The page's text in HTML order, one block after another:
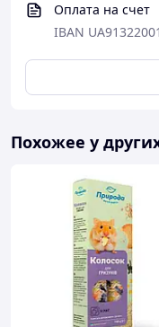
Оплата на счет
IBAN
Похожее у